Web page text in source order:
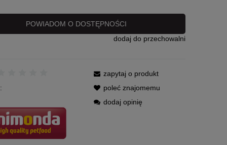
POWIADOM O DOSTĘPNOŚCI
dodaj do przechowalni
zapytaj o produkt
poleć znajomemu
dodaj opinię